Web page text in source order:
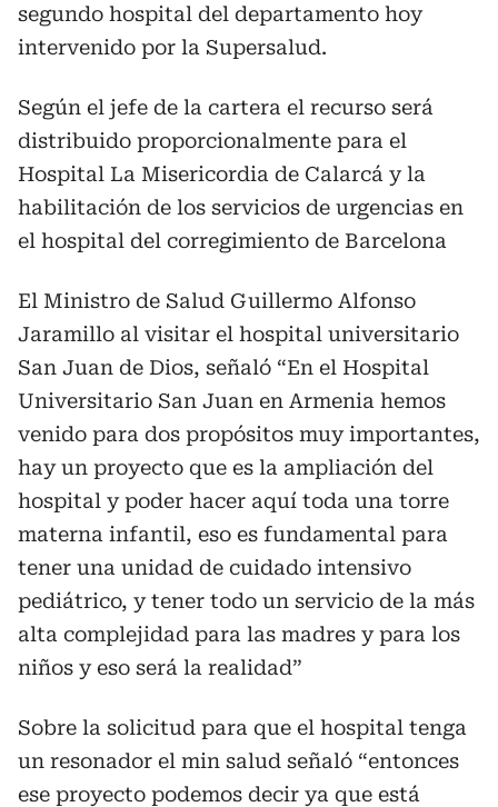
segundo hospital del departamento hoy
intervenido por la Supersalud.
Según el jefe de la cartera el recurso será
distribuido proporcionalmente para el
Hospital La Misericordia de Calarcá y la
habilitación de los servicios de urgencias en
el hospital del corregimiento de Barcelona
El Ministro de Salud Guillermo Alfonso
Jaramillo al visitar el hospital universitario
San Juan de Dios, señaló “En el Hospital
Universitario San Juan en Armenia hemos
venido para dos propósitos muy importantes,
hay un proyecto que es la ampliación del
hospital y poder hacer aquí toda una torre
materna infantil, eso es fundamental para
tener una unidad de cuidado intensivo
pediátrico, y tener todo un servicio de la más
alta complejidad para las madres y para los
niños y eso será la realidad”
Sobre la solicitud para que el hospital tenga
un resonador el min salud señaló “entonces
ese proyecto podemos decir ya que está